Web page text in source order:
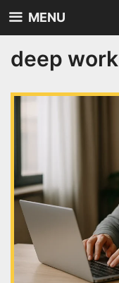
Skip
content
MENU
deep work